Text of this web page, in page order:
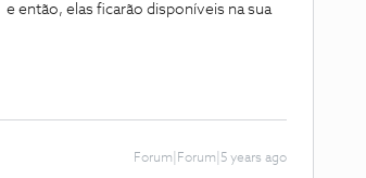
então, elas ficarão disponíveis na sua
Forum|Forum|5 years ago